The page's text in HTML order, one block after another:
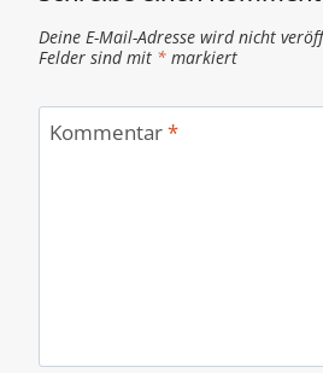
Deine E-Mail-Adresse wird nicht
Felder sind mit * markiert
Kommentar*